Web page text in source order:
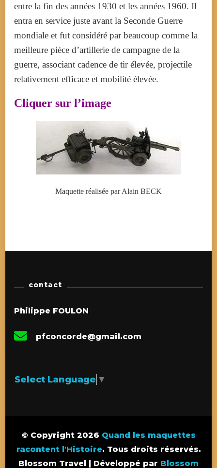
entre la fin des années 1930 et les années 1960. Il
entra en service juste avant la Seconde Guerre
mondiale et fut considéré par beaucoup comme la
meilleure pièce d’artillerie de campagne de la
guerre, associant cadence de tir élevée, projectile
relativement efficace et mobilité élevée.
Cliquer sur l’image
Maquette réalisée par Alain BECK
contact
Philippe FOULON
pfconcorde@gmail.com
Select Language ▼
© Copyright 2026 Quand les maquettes
racontent l'Histoire. Tous droits réservés.
Blossom Travel | Développé par Blossom